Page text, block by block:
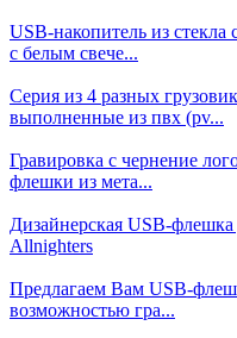
USB-накопитель из
с белым свече...
Серия из 4 разных
выполненные из пвх (pv...
Гравировка с чернение
флешки из мета...
Дизайнерская USB-флешка
Allnighters
Предлагаем Вам USB-
возможностью гра...